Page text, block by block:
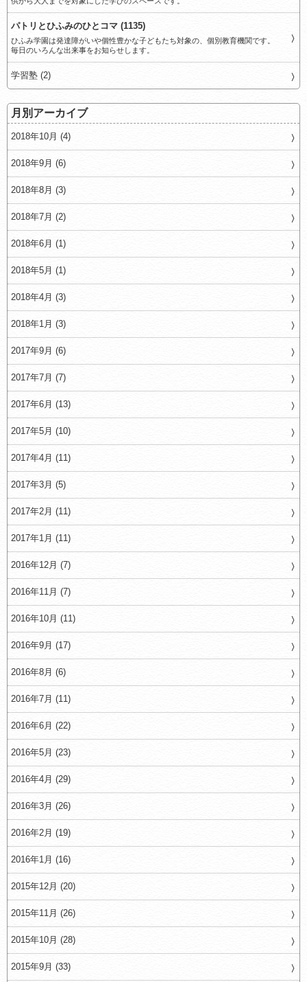
パトリとひふみのひとコマ (1135)
ひふみ学園は発達障がいや個性豊かな子どもたち対象の、個別教育機関です。
毎日のいろんな出来事をお知らせします。
学習塾 (2)
月別アーカイブ
2018年10月 (4)
2018年9月 (6)
2018年8月 (3)
2018年7月 (2)
2018年6月 (1)
2018年5月 (1)
2018年4月 (3)
2018年1月 (3)
2017年9月 (6)
2017年7月 (7)
2017年6月 (13)
2017年5月 (10)
2017年4月 (11)
2017年3月 (5)
2017年2月 (11)
2017年1月 (11)
2016年12月 (7)
2016年11月 (7)
2016年10月 (11)
2016年9月 (17)
2016年8月 (6)
2016年7月 (11)
2016年6月 (22)
2016年5月 (23)
2016年4月 (29)
2016年3月 (26)
2016年2月 (19)
2016年1月 (16)
2015年12月 (20)
2015年11月 (26)
2015年10月 (28)
2015年9月 (33)